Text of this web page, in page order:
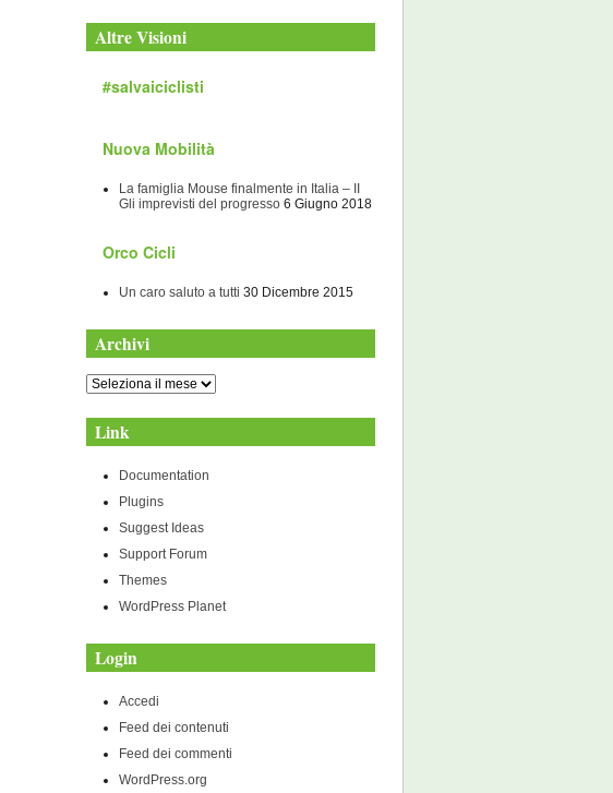
Altre Visioni
#salvaiciclisti
Nuova Mobilità
La famiglia Mouse finalmente in Italia – II
Gli imprevisti del progresso 6 Giugno 2018
Orco Cicli
Un caro saluto a tutti 30 Dicembre 2015
Archivi
Archivi
Link
Documentation
Plugins
Suggest Ideas
Support Forum
Themes
WordPress Planet
Login
Accedi
Feed dei contenuti
Feed dei commenti
WordPress.org